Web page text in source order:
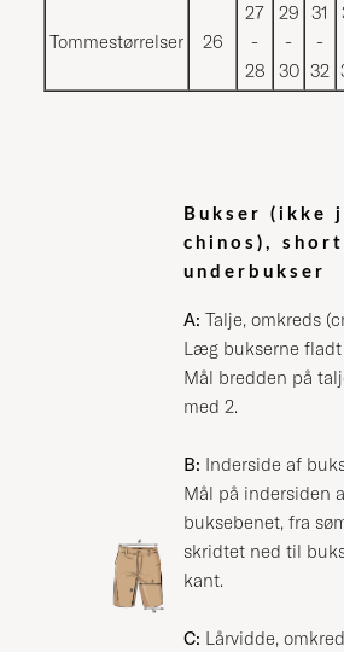
Tommestørrelser 26
27
-
28
29
-
30
31
-
32
Bukser (ikke
chinos),
underbukser
A: Talje, omkreds
Læg bukserne fladt
Mål bredden på
med 2.
B: Inderside af
Mål på indersiden
buksebenet, fra
skridtet ned til
kant.
C: Lårvidde,